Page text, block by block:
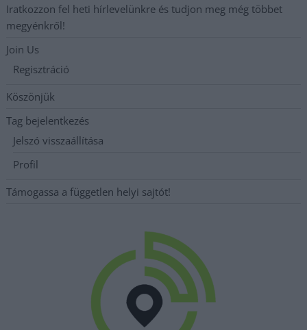
Iratkozzon fel heti hírlevelünkre és tudjon meg még többet
megyénkről!
Join Us
Regisztráció
Köszönjük
Tag bejelentkezés
Jelszó visszaállítása
Profil
Támogassa a független helyi sajtót!